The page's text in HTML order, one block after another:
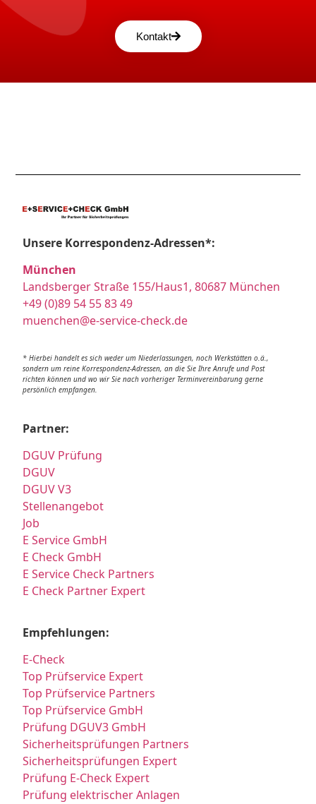
Kontakt
Unsere Korrespondenz-Adressen*:
München
Landsberger Straße 155/Haus1, 80687 München
+49 (0)89 54 55 83 49
muenchen@e-service-check.de
* Hierbei handelt es sich weder um Niederlassungen, noch Werkstätten o.ä.,
sondern um reine Korrespondenz-Adressen, an die Sie Ihre Anrufe und Post
richten können und wo wir Sie nach vorheriger Terminvereinbarung gerne
persönlich empfangen.
Partner:
DGUV Prüfung
DGUV
DGUV V3
Stellenangebot
Job
E Service GmbH
E Check GmbH
E Service Check Partners
E Check Partner Expert
Empfehlungen:
E-Check
Top Prüfservice Expert
Top Prüfservice Partners
Top Prüfservice GmbH
Prüfung DGUV3 GmbH
Sicherheitsprüfungen Partners
Sicherheitsprüfungen Expert
Prüfung E-Check Expert
Prüfung elektrischer Anlagen